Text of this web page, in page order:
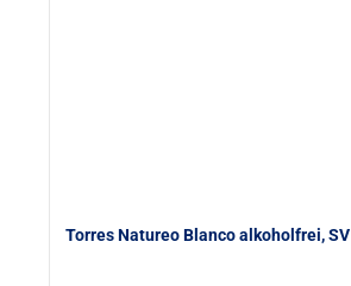
Torres Natureo Blanco alkoholfrei, SV